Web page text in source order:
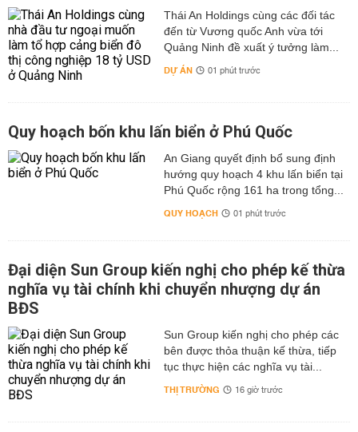
Thái An Holdings cùng các đối tác
đến từ Vương quốc Anh vừa tới
Quảng Ninh đề xuất ý tưởng làm...
DỰ ÁN 01 phút trước
Quy hoạch bốn khu lấn biển ở Phú Quốc
An Giang quyết định bổ sung định
hướng quy hoạch 4 khu lấn biển tại
Phú Quốc rộng 161 ha trong tổng...
QUY HOẠCH 01 phút trước
Đại diện Sun Group kiến nghị cho phép kế thừa
nghĩa vụ tài chính khi chuyển nhượng dự án
BĐS
Sun Group kiến nghị cho phép các
bên được thỏa thuận kế thừa, tiếp
tục thực hiện các nghĩa vụ tài...
THỊ TRƯỜNG 16 giờ trước